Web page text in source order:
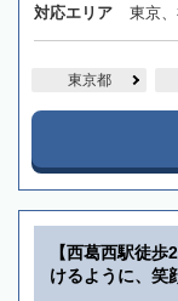
対応エリア 東京
東京都
【西葛西駅徒
けるように、笑